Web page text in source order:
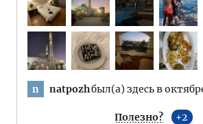
n natpozhбыл(а) здесь в
Полезно? 2